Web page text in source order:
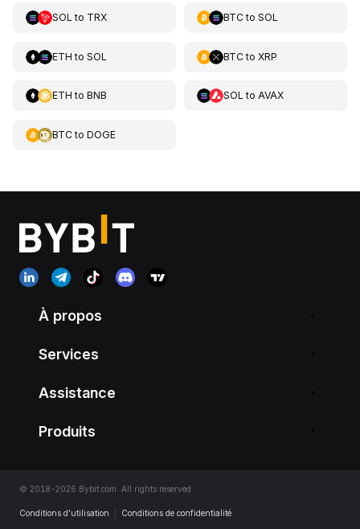
SOL to TRX BTCto SOL
ETH to SOL BTCto XRP
ETH to BNB SOL to AVAX
BTCto DOGE
À propos
Services
Assistance
Produits
© 2018-2026 Bybit.com. All rights reserved.
Conditions d’utilisation Conditions de confidentialité